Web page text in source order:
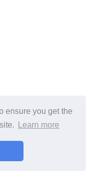
ensure you get the
Learn more